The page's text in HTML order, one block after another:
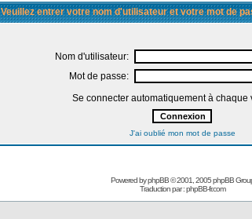
Veuillez entrer votre nom d'utilisateur et votre mot de
Nom d'utilisateur:
Mot de passe:
Se connecter automatiquement à chaque
J'ai oublié mon mot de passe
Powered byphpBB© 2001, 2005 phpBB
Traduction par :phpBB-fr.com